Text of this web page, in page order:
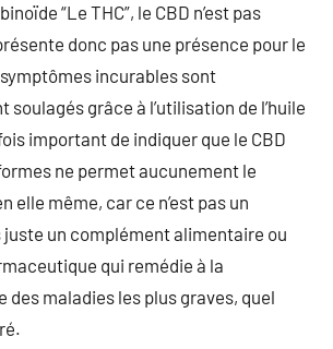
“Le THC”, le CBD n’est pas
donc pas une présence pour le
incurables sont
grâce à l’utilisation de l’huile
important de indiquer que le CBD
ne permet aucunement le
elle même, car ce n’est pas un
un complément alimentaire ou
qui remédie à la
des maladies les plus graves, quel